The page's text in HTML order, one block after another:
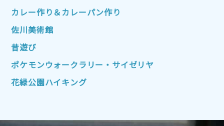
2022年10月 2022年9月
2022年7月
2022年4月
2022年1月 2021年12月 2021年11月
2021年10月 2021年9月
カレー作り＆カレーパン作り
佐川美術館
昔遊び
ポケモンウォークラリー・サイゼリヤ
花緑公園ハイキング